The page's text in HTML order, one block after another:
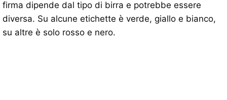
firma dipende dal tipo di birra e potrebbe essere
diversa. Su alcune etichette è verde, giallo e bianco,
su altre è solo rosso e nero.